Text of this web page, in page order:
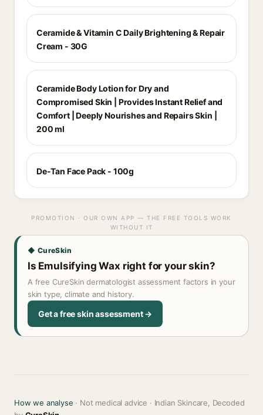
Ceramide & Vitamin C Daily Brightening & Repair
Cream - 30G
Ceramide Body Lotion for Dry and
Compromised Skin | Provides Instant Relief and
Comfort | Deeply Nourishes and Repairs Skin |
200 ml
De-Tan Face Pack - 100g
PROMOTION · OUR OWN APP — THE FREE TOOLS WORK
WITHOUT IT
◆ CureSkin
Is Emulsifying Wax right for your skin?
A free CureSkin dermatologist assessment factors in your
skin type, climate and history.
Get a free skin assessment →
How we analyse · Not medical advice · Indian Skincare, Decoded